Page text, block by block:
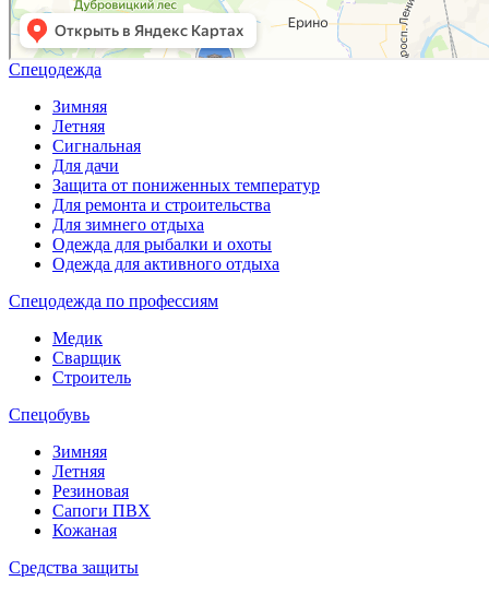
Спецодежда
Зимняя
Летняя
Сигнальная
Для дачи
Защита от пониженных температур
Для ремонта и строительства
Для зимнего отдыха
Одежда для рыбалки и охоты
Одежда для активного отдыха
Спецодежда по профессиям
Медик
Сварщик
Строитель
Спецобувь
Зимняя
Летняя
Резиновая
Сапоги ПВХ
Кожаная
Средства защиты